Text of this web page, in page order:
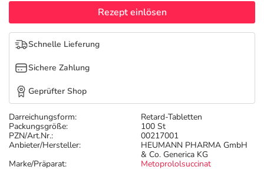
Tierapotheke
Vitamine & Mineralstoffe
Marken
Salus Deals
Darreichungsform:
Retard-Tabletten
Packungsgröße:
100 St
PZN/Art.Nr.:
00217001
Anbieter/Hersteller:
HEUMANN PHARMA GmbH
& Co. Generica KG
Marke/Präparat:
Metoprololsuccinat
Rezept einlösen
Schnelle Lieferung
Sichere Zahlung
Geprüfter Shop